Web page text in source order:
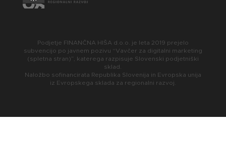
Podjetje FINANČNA HIŠA d.o.o. je leta 2019 prejelo
subvencijo po javnem pozivu “Vavčer za digitalni marketing
(spletna stran)”, katerega razpisuje Slovenski podjetniški
sklad.
Naložbo sofinancirata Republika Slovenija in Evropska unija
iz Evropskega sklada za regionalni razvoj.